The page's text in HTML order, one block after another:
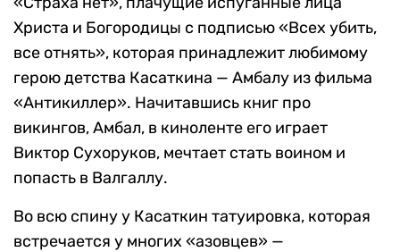
Христа и Богородицы с подписью «Всех убить,
все отнять», которая принадлежит любимому
герою детства Касаткина — Амбалу из фильма
«Антикиллер». Начитавшись книг про
викингов, Амбал, в киноленте его играет
Виктор Сухоруков, мечтает стать воином и
попасть в Валгаллу.
Во всю спину у Касаткин татуировка, которая
встречается у многих «азовцев» —